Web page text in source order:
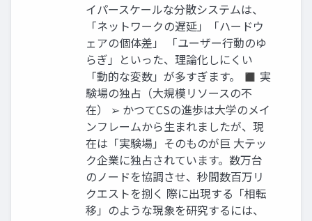
イパースケールな分散システムは、
「ネットワークの遅延」「ハードウ
ェアの個体差」 「ユーザー行動のゆ
らぎ」といった、理論化しにくい
「動的な変数」が多すぎます。 ◼ 実
験場の独占（大規模リソースの不
在） ➢ かつてCSの進歩は大学のメイ
ンフレームから生まれましたが、現
在は「実験場」そのものが巨 大テッ
ク企業に独占されています。数万台
のノードを協調させ、秒間数百万リ
クエストを捌く 際に出現する「相転
移」のような現象を研究するには、